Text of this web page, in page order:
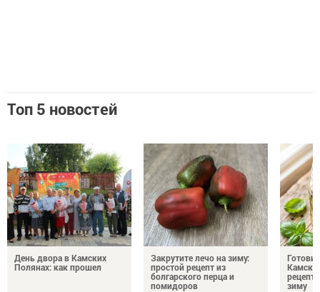
Топ 5 новостей
День двора в Камских
Полянах: как прошел
Закрутите лечо на зиму:
простой рецепт из
болгарского перца и
помидоров
зиму